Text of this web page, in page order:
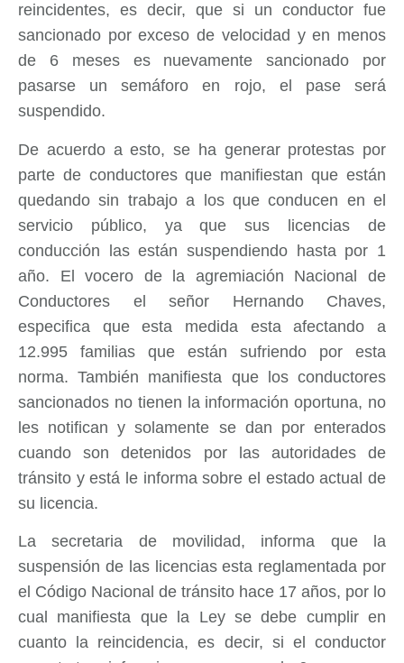
reincidentes, es decir, que si un conductor fue
sancionado por exceso de velocidad y en menos
de 6 meses es nuevamente sancionado por
pasarse un semáforo en rojo, el pase será
suspendido.
De acuerdo a esto, se ha generar protestas por
parte de conductores que manifiestan que están
quedando sin trabajo a los que conducen en el
servicio público, ya que sus licencias de
conducción las están suspendiendo hasta por 1
año. El vocero de la agremiación Nacional de
Conductores el señor Hernando Chaves,
especifica que esta medida esta afectando a
12.995 familias que están sufriendo por esta
norma. También manifiesta que los conductores
sancionados no tienen la información oportuna, no
les notifican y solamente se dan por enterados
cuando son detenidos por las autoridades de
tránsito y está le informa sobre el estado actual de
su licencia.
La secretaria de movilidad, informa que la
suspensión de las licencias esta reglamentada por
el Código Nacional de tránsito hace 17 años, por lo
cual manifiesta que la Ley se debe cumplir en
cuanto la reincidencia, es decir, si el conductor